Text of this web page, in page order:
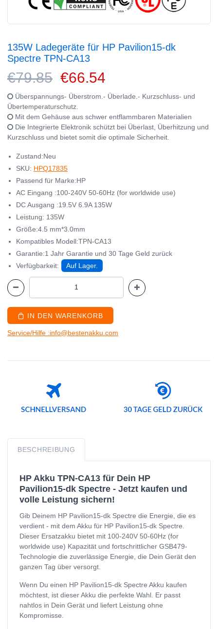
135W Ladegeräte für HP Pavilion15-dk
Spectre TPN-CA13
€79.85 €66.54
Überspannungs- Überstrom.- Überlade.- Kurzschluss- und
Übertemperaturschutz.
Mit dem Gehäuse aus schwer entflammbaren Materialien
Die Integrierte Elektronik schützt bei Überlast, Überhitzung und
Kurzschluss und bietet somit die optimale Sicherheit.
Zustand:Neu
SKU: HPQ17835
Passend für Marke:HP
AC Eingang :100-240V 50-60Hz (for worldwide use)
DC Ausgang :19.5V 6.9A 135W
Leistung: 135W
Größe:4.5 mm*3.0mm
Kompatibles Modell:TPN-CA13
Garantie:1 Jahr Garantie und 30 Tage Geld zurück
Verfügbarkeit:
Auf Lager.
IN DEN WARENKORB
Service/Hilfe :info@bestenakku.com
BESCHREIBUNG
HP Akku TPN-CA13 für Dein HP
Pavilion15-dk Spectre - Jetzt kaufen und
volle Leistung sichern!
Gib Deinem HP Pavilion15-dk Spectre die Energie, die es
verdient - mit dem Akku für HP Pavilion15-dk Spectre.
Dieser Ersatzakku bietet mit 100-240V 50-60Hz (for
worldwide use) Kapazität und fortschrittlicher GSB479-
Technologie die zuverlässige Energie, die Dein Gerät den
ganzen Tag über versorgt.
Wenn Du einen HP Pavilion15-dk Spectre Akku kaufen
möchtest, ist dieser Akku die perfekte Wahl. Er passt
nahtlos in Dein Gerät und liefert Leistung ohne
Kompromisse.